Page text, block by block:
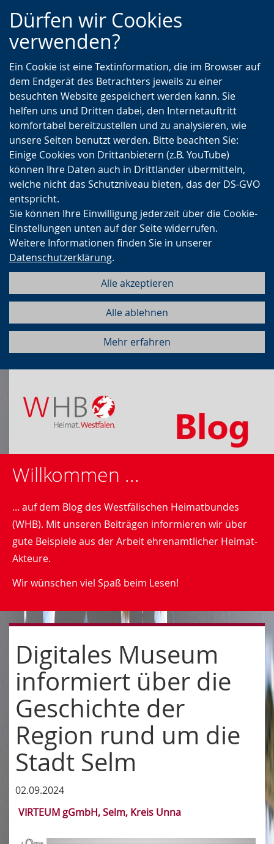
Zur
Hauptnavigation
Zur
Seitennavigation
Zum
Inhalt
Dürfen wir Cookies
verwenden?
Ein Cookie ist eine Textinformation, die im Browser auf
dem Endgerät des Betrachters jeweils zu einer
besuchten Website gespeichert werden kann. Sie
helfen uns und Dritten dabei, den Internetauftritt
komfortabel bereitzustellen und zu analysieren, wie
unsere Seiten benutzt werden. Bitte beachten Sie:
Einige Cookies von Drittanbietern (z.B. YouTube)
können Ihre Daten auch in Drittländer übermitteln,
welche nicht das Schutzniveau bieten, das der DS-GVO
entspricht.
Sie können Ihre Einwilligung jederzeit über die Cookie-
Einstellungen unten auf der Seite widerrufen.
Weitere Informationen finden Sie in unserer
Datenschutzerklärung.
Alle akzeptieren
Alle ablehnen
Mehr erfahren
Willkommen ...
... auf dem Blog des Westfälischen Heimatbundes
(WHB). Mit unseren Beiträgen informieren wir über
gute Beispiele aus der Arbeit ehrenamtlicher Heimat-
Akteure.
Wir wünschen viel Spaß beim Lesen!
Digitales Museum
informiert über die
Geschichte der
Region rund um die
Stadt Selm
02.09.2024
VIRTEUM gGmbH, Selm, Kreis Unna